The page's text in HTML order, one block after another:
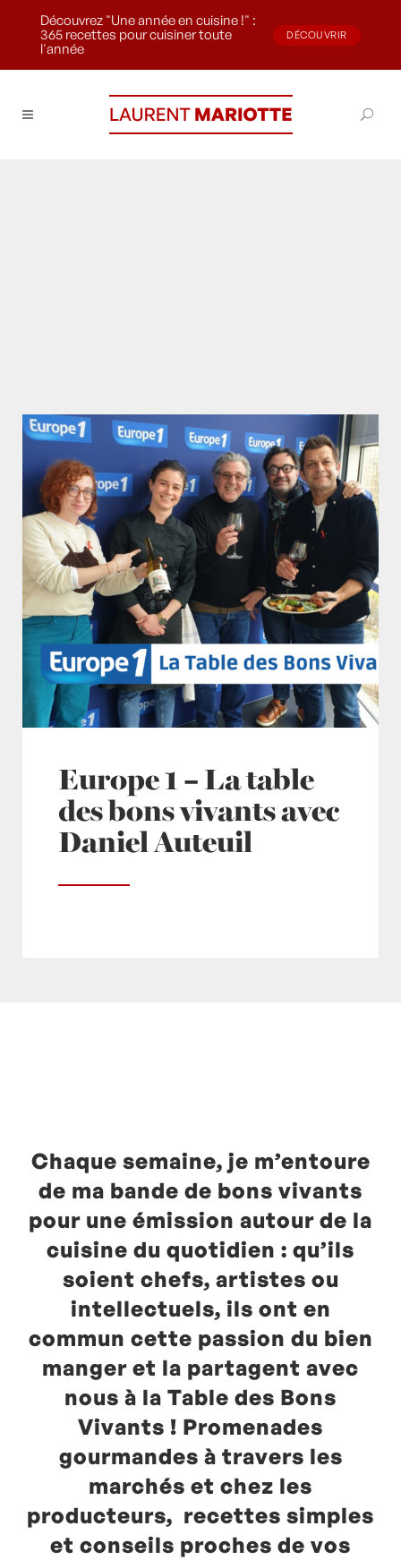
Découvrez "Une année en cuisine !" :
365 recettes pour cuisiner toute
l'année
DÉCOUVRIR
Europe 1 – La table
des bons vivants avec
Daniel Auteuil
Chaque semaine, je m’entoure
de ma bande de bons vivants
pour une émission autour de la
cuisine du quotidien : qu’ils
soient chefs, artistes ou
intellectuels, ils ont en
commun cette passion du bien
manger et la partagent avec
nous à la Table des Bons
Vivants ! Promenades
gourmandes à travers les
marchés et chez les
producteurs, recettes simples
et conseils proches de vos